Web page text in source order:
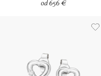
od 656 €